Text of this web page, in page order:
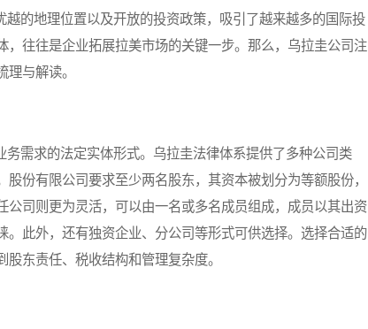
的地理位置以及开放的投资政策，吸引了越来越多的国际投
往往是企业拓展拉美市场的关键一步。那么，乌拉圭公司注
与解读。
需求的法定实体形式。乌拉圭法律体系提供了多种公司类
份有限公司要求至少两名股东，其资本被划分为等额股份，
司则更为灵活，可以由一名或多名成员组成，成员以其出资
此外，还有独资企业、分公司等形式可供选择。选择合适的
东责任、税收结构和管理复杂度。